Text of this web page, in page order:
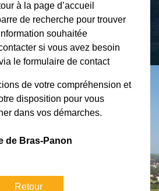
à la page d’accueil
de recherche pour trouver
souhaitée
si vous avez besoin
le formulaire de contact
de votre compréhension et
disposition pour vous
dans vos démarches.
de Bras-Panon
Retour